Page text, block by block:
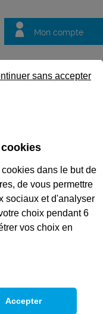
Mon compte
questions
:
ET WEB
EN
Formation certifiante
dans le but de
de vous permettre
sociaux et d'analyser
choix pendant 6
vos choix en
sans accepter
Accepter